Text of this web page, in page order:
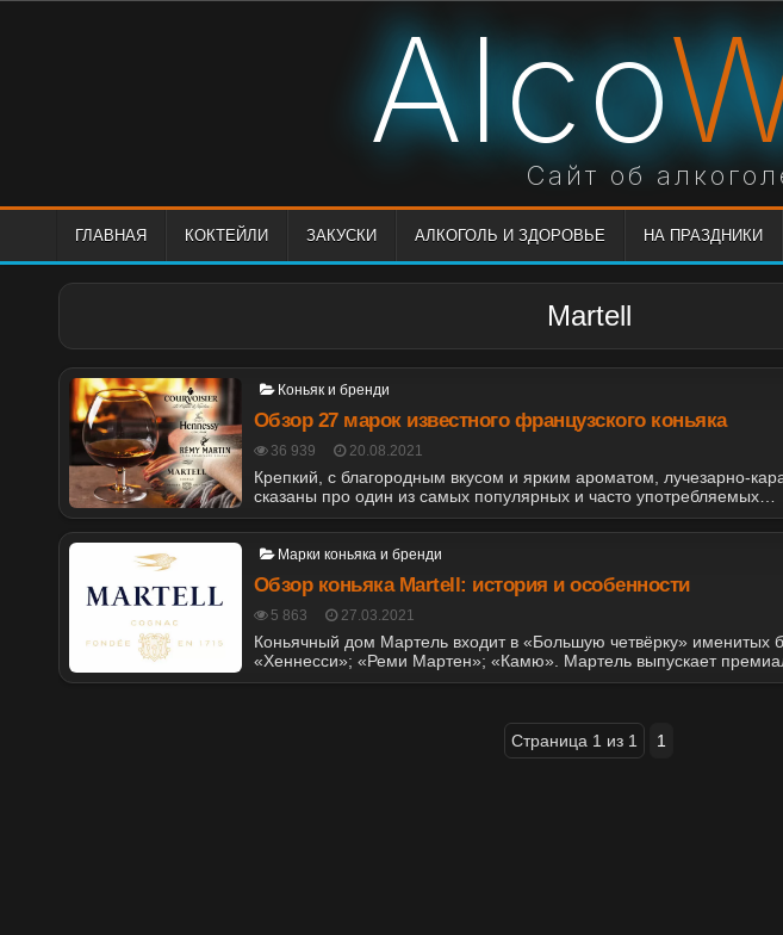
Alco
Сайт об
ГЛАВНАЯ КОКТЕЙЛИ ЗАКУСКИ АЛКОГОЛЬ И ЗДОРОВЬЕ НА ПРАЗДНИКИ
Martell
PostedКоньяк и бренди
Обзор 27 марок известного французского коньяка
36 939
POSTED
20.08.2021
Крепкий, с благородным вкусом и ярким ароматом, лучезарно-
сказаны про один из самых популярных и часто употребляемых…
PostedМарки коньяка и бренди
Обзор коньяка Martell: история и особенности
5 863
POSTED
27.03.2021
Коньячный дом Мартель входит в «Большую четвёрку» именитых
«Хеннесси»; «Реми Мартен»; «Камю». Мартель выпускает
Страница 1 из 1 1